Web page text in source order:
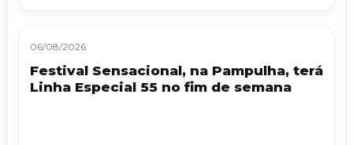
06/08/2026
Festival Sensacional, na Pampulha, terá
Linha Especial 55 no fim de semana